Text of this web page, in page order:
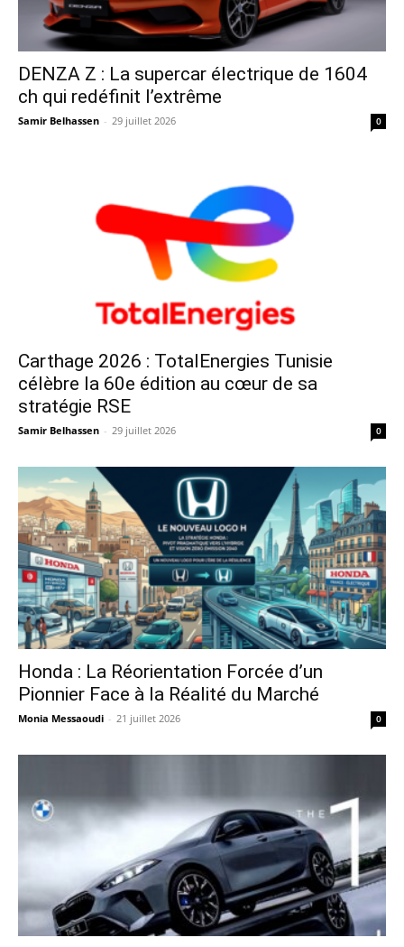
DENZA Z : La supercar électrique de 1604
ch qui redéfinit l’extrême
Samir Belhassen - 29 juillet 2026 0
Carthage 2026 : TotalEnergies Tunisie
célèbre la 60e édition au cœur de sa
stratégie RSE
Samir Belhassen - 29 juillet 2026 0
Honda : La Réorientation Forcée d’un
Pionnier Face à la Réalité du Marché
Monia Messaoudi - 21 juillet 2026 0